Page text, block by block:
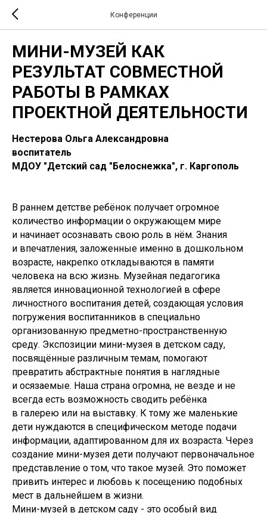
Конференции
МИНИ-МУЗЕЙ КАК
РЕЗУЛЬТАТ СОВМЕСТНОЙ
РАБОТЫ В РАМКАХ
ПРОЕКТНОЙ ДЕЯТЕЛЬНОСТИ
Нестерова Ольга Александровна
воспитатель
МДОУ "Детский сад "Белоснежка", г. Каргополь
В раннем детстве ребёнок получает огромное
количество информации о окружающем мире
и начинает осознавать свою роль в нём. Знания
и впечатления, заложенные именно в дошкольном
возрасте, накрепко откладываются в памяти
человека на всю жизнь. Музейная педагогика
является инновационной технологией в сфере
личностного воспитания детей, создающая условия
погружения воспитанников в специально
организованную предметно-пространственную
среду. Экспозиции мини-музея в детском саду,
посвящённые различным темам, помогают
превратить абстрактные понятия в наглядные
и осязаемые. Наша страна огромна, не везде и не
всегда есть возможность сводить ребёнка
в галерею или на выставку. К тому же маленькие
дети нуждаются в специфическом методе подачи
информации, адаптированном для их возраста. Через
создание мини-музея дети получают первоначальное
представление о том, что такое музей. Это поможет
привить интерес и любовь к посещению подобных
мест в дальнейшем в жизни.
Мини-музей в детском саду - это особый вид